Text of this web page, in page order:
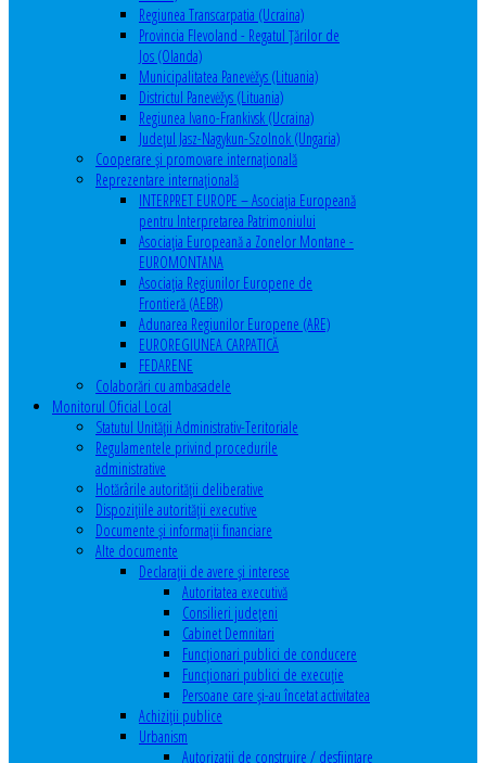
Regiunea Transcarpatia (Ucraina)
Provincia Flevoland - Regatul Ţărilor de
Jos (Olanda)
Municipalitatea Panevėžys (Lituania)
Districtul Panevėžys (Lituania)
Regiunea Ivano-Frankivsk (Ucraina)
Judeţul Jasz-Nagykun-Szolnok (Ungaria)
Cooperare şi promovare internaţională
Reprezentare internaţională
INTERPRET EUROPE – Asociația Europeană
pentru Interpretarea Patrimoniului
Asociația Europeană a Zonelor Montane -
EUROMONTANA
Asociația Regiunilor Europene de
Frontieră (AEBR)
Adunarea Regiunilor Europene (ARE)
EUROREGIUNEA CARPATICĂ
FEDARENE
Colaborări cu ambasadele
Monitorul Oficial Local
Statutul Unităţii Administrativ-Teritoriale
Regulamentele privind procedurile
administrative
Hotărârile autorităţii deliberative
Dispoziţiile autorităţii executive
Documente şi informaţii financiare
Alte documente
Declaraţii de avere şi interese
Autoritatea executivă
Consilieri judeţeni
Cabinet Demnitari
Funcţionari publici de conducere
Funcționari publici de execuție
Persoane care şi-au încetat activitatea
Achiziţii publice
Urbanism
Autorizații de construire / desființare